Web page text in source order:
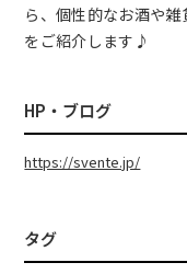
ら、個性的なお酒や
をご紹介します♪
HP・ブログ
https://svente.jp/
タグ